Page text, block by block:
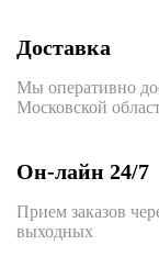
Доставка
Мы оперативно
Московской
Он-лайн 24/7
Прием заказов
выходных